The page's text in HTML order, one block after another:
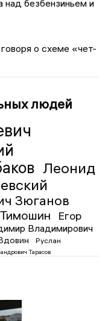
над безбензиньем и
о схеме «чет-
людей
Леонид
Зюганов
Егор
Владимирович
Руслан
Тарасов